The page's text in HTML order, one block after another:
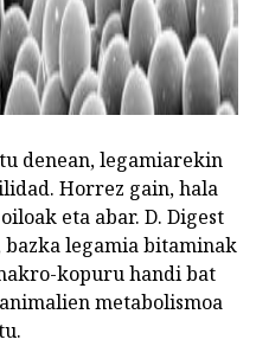
denean, legamiarekin
Horrez gain, hala
eta abar. D. Digest
bazka legamia bitaminak
kopuru handi bat
metabolismoa